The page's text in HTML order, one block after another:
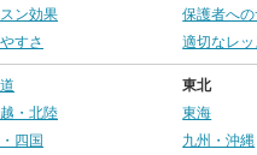
ン効果
保護者へ
すさ
適切なレ
東北
・北陸
東海
四国
九州・沖縄